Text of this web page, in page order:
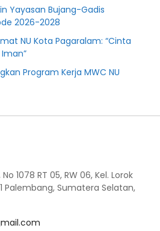
Yayasan Bujang-Gadis
2026-2028
NU Kota Pagaralam: “Cinta
Program Kerja MWC NU
1078 RT 05, RW 06, Kel. Lorok
Palembang, Sumatera Selatan,